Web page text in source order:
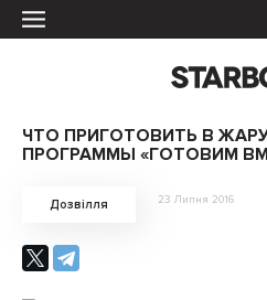
ЧТО ПРИГОТОВИТЬ В
ПРОГРАММЫ «ГОТОВИМ
Дозвілля 23 Липня 2016